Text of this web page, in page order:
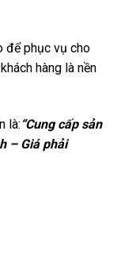
để phục vụ cho
hàng là nền
là: “Cung cấp sản
– Giá phải